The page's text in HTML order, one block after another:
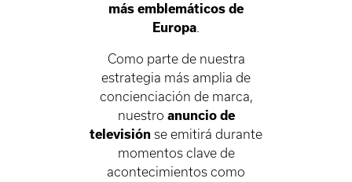
más emblemáticos de
Europa.
Como parte de nuestra
estrategia más amplia de
concienciación de marca,
nuestro anuncio de
televisión se emitirá durante
momentos clave de
acontecimientos como